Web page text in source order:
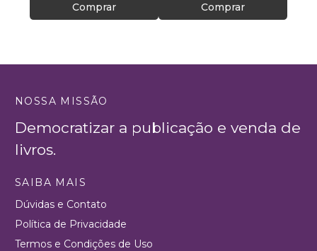
Comprar Comprar
NOSSA MISSÃO
Democratizar a publicação e venda de
livros.
SAIBA MAIS
Dúvidas e Contato
Política de Privacidade
Termos e Condições de Uso